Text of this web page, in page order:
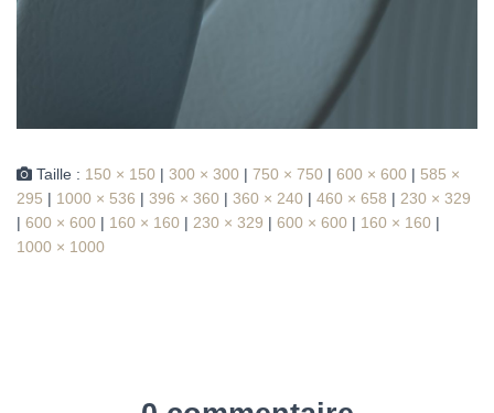
Taille : 150 × 150 | 300 × 300 | 750 × 750 | 600 × 600 | 585 ×
295 | 1000 × 536 | 396 × 360 | 360 × 240 | 460 × 658 | 230 × 329
| 600 × 600 | 160 × 160 | 230 × 329 | 600 × 600 | 160 × 160 |
1000 × 1000